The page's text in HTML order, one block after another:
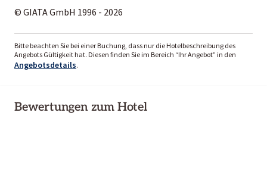
© GIATA GmbH 1996 - 2026
Bitte beachten Sie bei einer Buchung, dass nur die Hotelbeschreibung des
Angebots Gültigkeit hat. Diesen finden Sie im Bereich “Ihr Angebot” in den
Angebotsdetails.
Bewertungen zum Hotel